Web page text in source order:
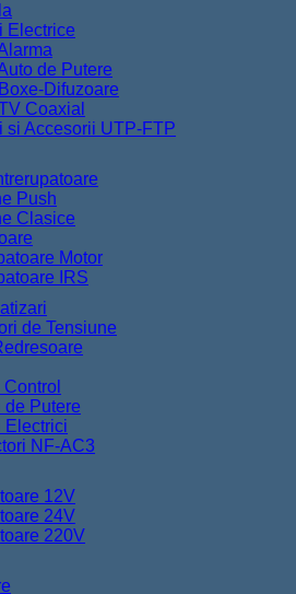
Electrice
de Putere
Difuzoare
Coaxial
si Accesorii UTP-FTP
Push
Clasice
Motor
IRS
de Tensiune
de Putere
Electrici
NF-AC3
12V
24V
220V